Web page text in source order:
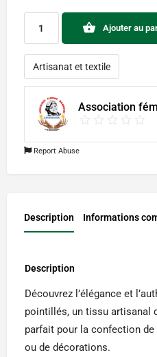
Ajouter au
Artisanat et textile
Association
Report Abuse
Description Informations
Description
Découvrez l’élégance et
pointillés, un tissu artisanal
parfait pour la confection de
ou de décorations.